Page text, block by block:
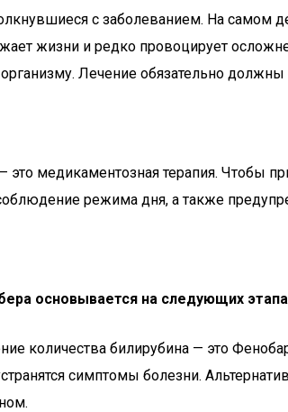
с заболеванием. На самом
жизни и редко провоцирует
Лечение обязательно
медикаментозная терапия. Чтобы
режима дня, а также
основывается на следующих
количества билирубина — это
симптомы болезни.